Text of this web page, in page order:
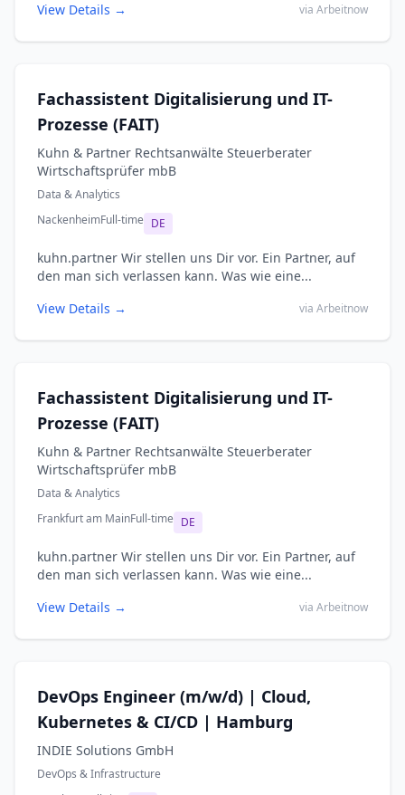
View Details →
via Arbeitnow
Fachassistent Digitalisierung und IT-
Prozesse (FAIT)
Kuhn & Partner Rechtsanwälte Steuerberater
Wirtschaftsprüfer mbB
Data & Analytics
NackenheimFull-time DE
kuhn.partner Wir stellen uns Dir vor. Ein Partner, auf
den man sich verlassen kann. Was wie eine...
View Details →
via Arbeitnow
Fachassistent Digitalisierung und IT-
Prozesse (FAIT)
Kuhn & Partner Rechtsanwälte Steuerberater
Wirtschaftsprüfer mbB
Data & Analytics
Frankfurt am MainFull-time DE
kuhn.partner Wir stellen uns Dir vor. Ein Partner, auf
den man sich verlassen kann. Was wie eine...
View Details →
via Arbeitnow
DevOps Engineer (m/w/d) | Cloud,
Kubernetes & CI/CD | Hamburg
INDIE Solutions GmbH
DevOps & Infrastructure